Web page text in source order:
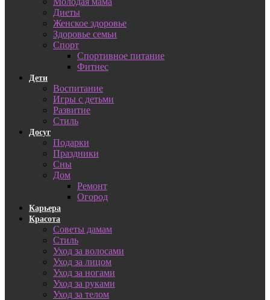
Диеты
Женское здоровье
Здоровье семьи
Спорт
Спортивное питание
Фитнес
Дети
Воспитание
Игры с детьми
Развитие
Стиль
Досуг
Подарки
Праздники
Сны
Дом
Ремонт
Огород
Карьера
Красота
Советы дамам
Стиль
Уход за волосами
Уход за лицом
Уход за ногами
Уход за руками
Уход за телом